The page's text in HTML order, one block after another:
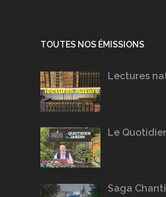
TOUTES NOS ÉMISSIONS
Lectures
Le
Saga